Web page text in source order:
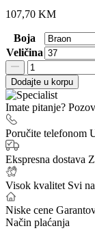
107,70 KM
Boja
Veličina
Pirej
anatomske
papuče
Grubin
količina
Dodajte u korpu
Imate pitanje?
Poručite telefonom
Ekspresna dostava
Visok kvalitet Svi
Niske cene
Način plaćanja